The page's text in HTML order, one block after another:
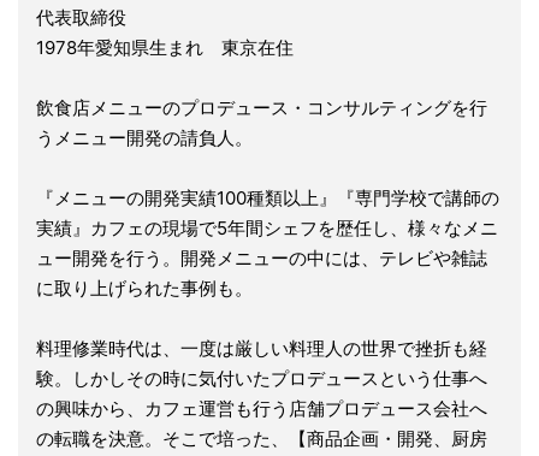
代表取締役
1978年愛知県生まれ 東京在住
飲食店メニューのプロデュース・コンサルティングを行
うメニュー開発の請負人。
『メニューの開発実績100種類以上』『専門学校で講師の
実績』カフェの現場で5年間シェフを歴任し、様々なメニ
ュー開発を行う。開発メニューの中には、テレビや雑誌
に取り上げられた事例も。
料理修業時代は、一度は厳しい料理人の世界で挫折も経
験。しかしその時に気付いたプロデュースという仕事へ
の興味から、カフェ運営も行う店舗プロデュース会社へ
の転職を決意。そこで培った、【商品企画・開発、厨房